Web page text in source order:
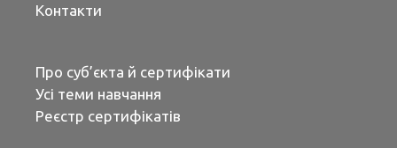
Контакти
Про суб’єкта й сертифікати
Усі теми навчання
Реєстр сертифікатів